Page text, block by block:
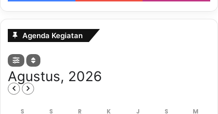
Agenda Kegiatan
Agustus, 2026